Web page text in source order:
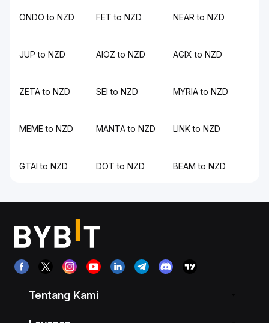
ONDO to NZD FET to NZD NEAR to NZD
JUP to NZD AIOZ to NZD AGIX to NZD
ZETA to NZD SEI to NZD MYRIA to NZD
MEME to NZD MANTA to NZD LINK to NZD
GTAI to NZD DOT to NZD BEAM to NZD
Tentang Kami